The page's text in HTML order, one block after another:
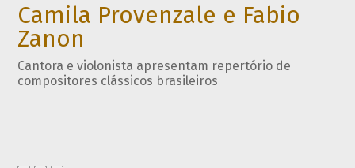
Camila Provenzale e Fabio
Zanon
Cantora e violonista apresentam repertório de
compositores clássicos brasileiros